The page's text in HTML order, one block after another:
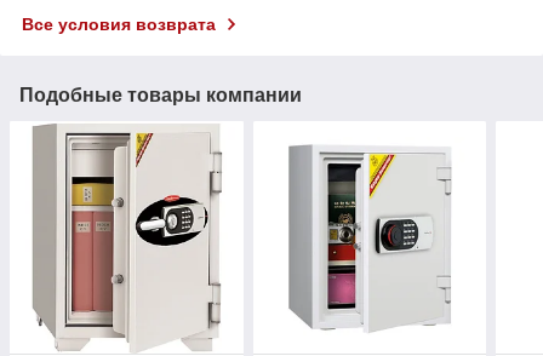
Все условия возврата
Подобные товары компании